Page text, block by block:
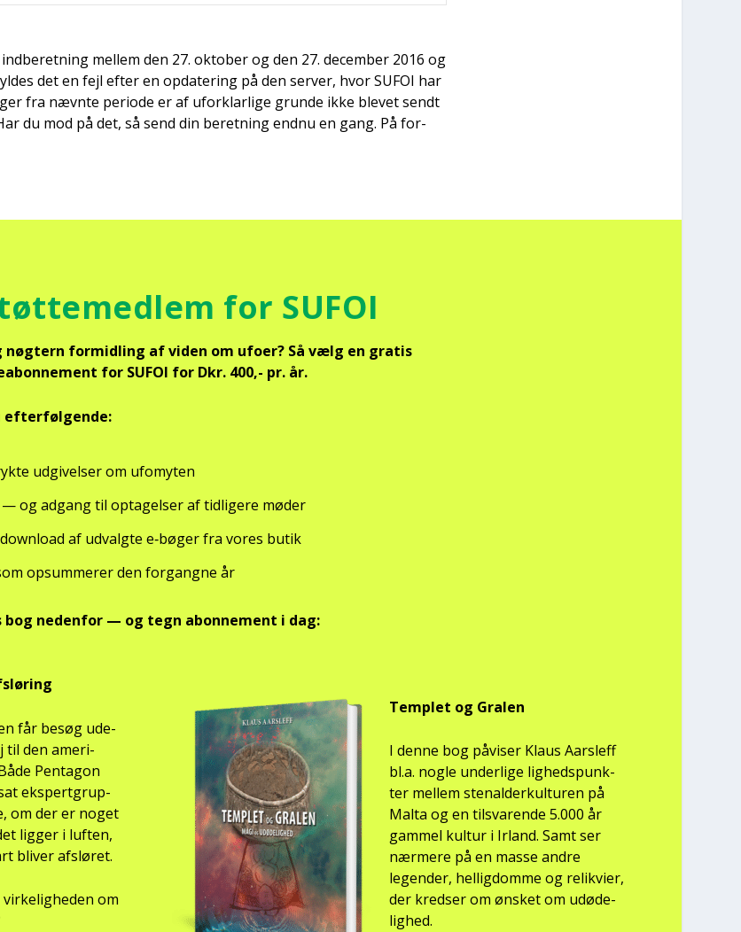
mel­lem den 27. okto­ber og den 27. decem­ber 2016 og
det en fejl efter en opda­te­ring på den ser­ver, hvor SUFOI har
fra nævn­te peri­o­de er af ufor­klar­li­ge grun­de ikke ble­vet sendt
du mod på det, så send din beret­ning end­nu en gang. På for­
for SUFOI
nøg­tern for­mid­ling af viden om ufo­er? Så vælg en gra­tis
for SUFOI for Dkr. 400,- pr. år.
efter­føl­gen­de:
udgi­vel­ser om ufo­myten
og adgang til opta­gel­ser af tid­li­ge­re møder
af udvalg­te e‑bøger fra vores butik
opsum­me­rer den for­gang­ne år
neden­for — og tegn abon­ne­ment i dag:
får besøg ude­
til den ame­ri­
Pen­ta­gon
eks­pert­grup­
om der er noget
lig­ger i luf­ten,
bli­ver afslø­ret.
om
Temp­let og Gra­len
I den­ne bog påvi­ser Klaus Aars­l­eff
bl.a. nog­le under­li­ge lig­heds­punk­
ter mel­lem ste­nal­der­kul­tu­ren på
Mal­ta og en til­sva­ren­de 5.000 år
gam­mel kul­tur i Irland. Samt ser
nær­me­re på en mas­se andre
legen­der, hel­lig­dom­me og relik­vi­er,
der kred­ser om ønsket om udø­de­
lig­hed.